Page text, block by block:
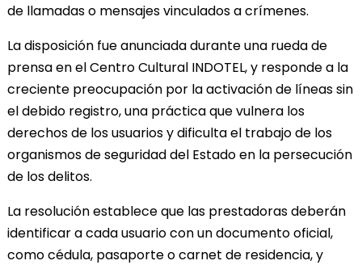
de llamadas o mensajes vinculados a crímenes.
La disposición fue anunciada durante una rueda de
prensa en el Centro Cultural INDOTEL, y responde a la
creciente preocupación por la activación de líneas sin
el debido registro, una práctica que vulnera los
derechos de los usuarios y dificulta el trabajo de los
organismos de seguridad del Estado en la persecución
de los delitos.
La resolución establece que las prestadoras deberán
identificar a cada usuario con un documento oficial,
como cédula, pasaporte o carnet de residencia, y